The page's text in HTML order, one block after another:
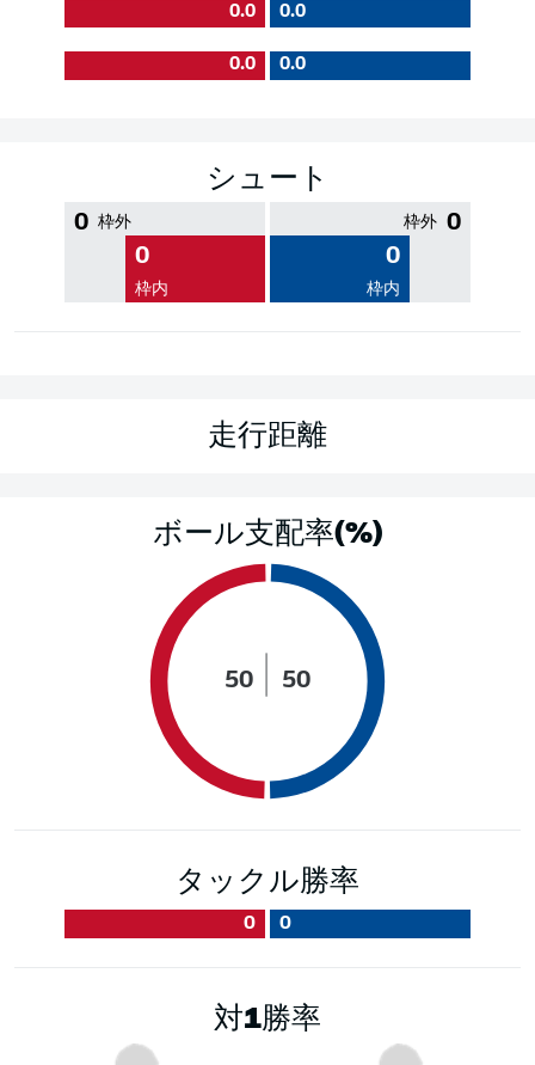
0.0 0.0
0.0 0.0
シュート
0 枠外
0
枠内
0
枠外
0
枠内
走行距離
ボール支配率(%)
50 50
タックル勝率
0 0
対1勝率